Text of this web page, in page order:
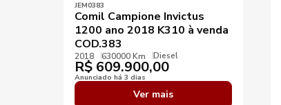
JEM0383
Comil Campione Invictus
1200 ano 2018 K310 à venda
COD.383
2018 630000 Km Diesel
R$ 609.900,00
Anunciado há 3 dias
Ver mais